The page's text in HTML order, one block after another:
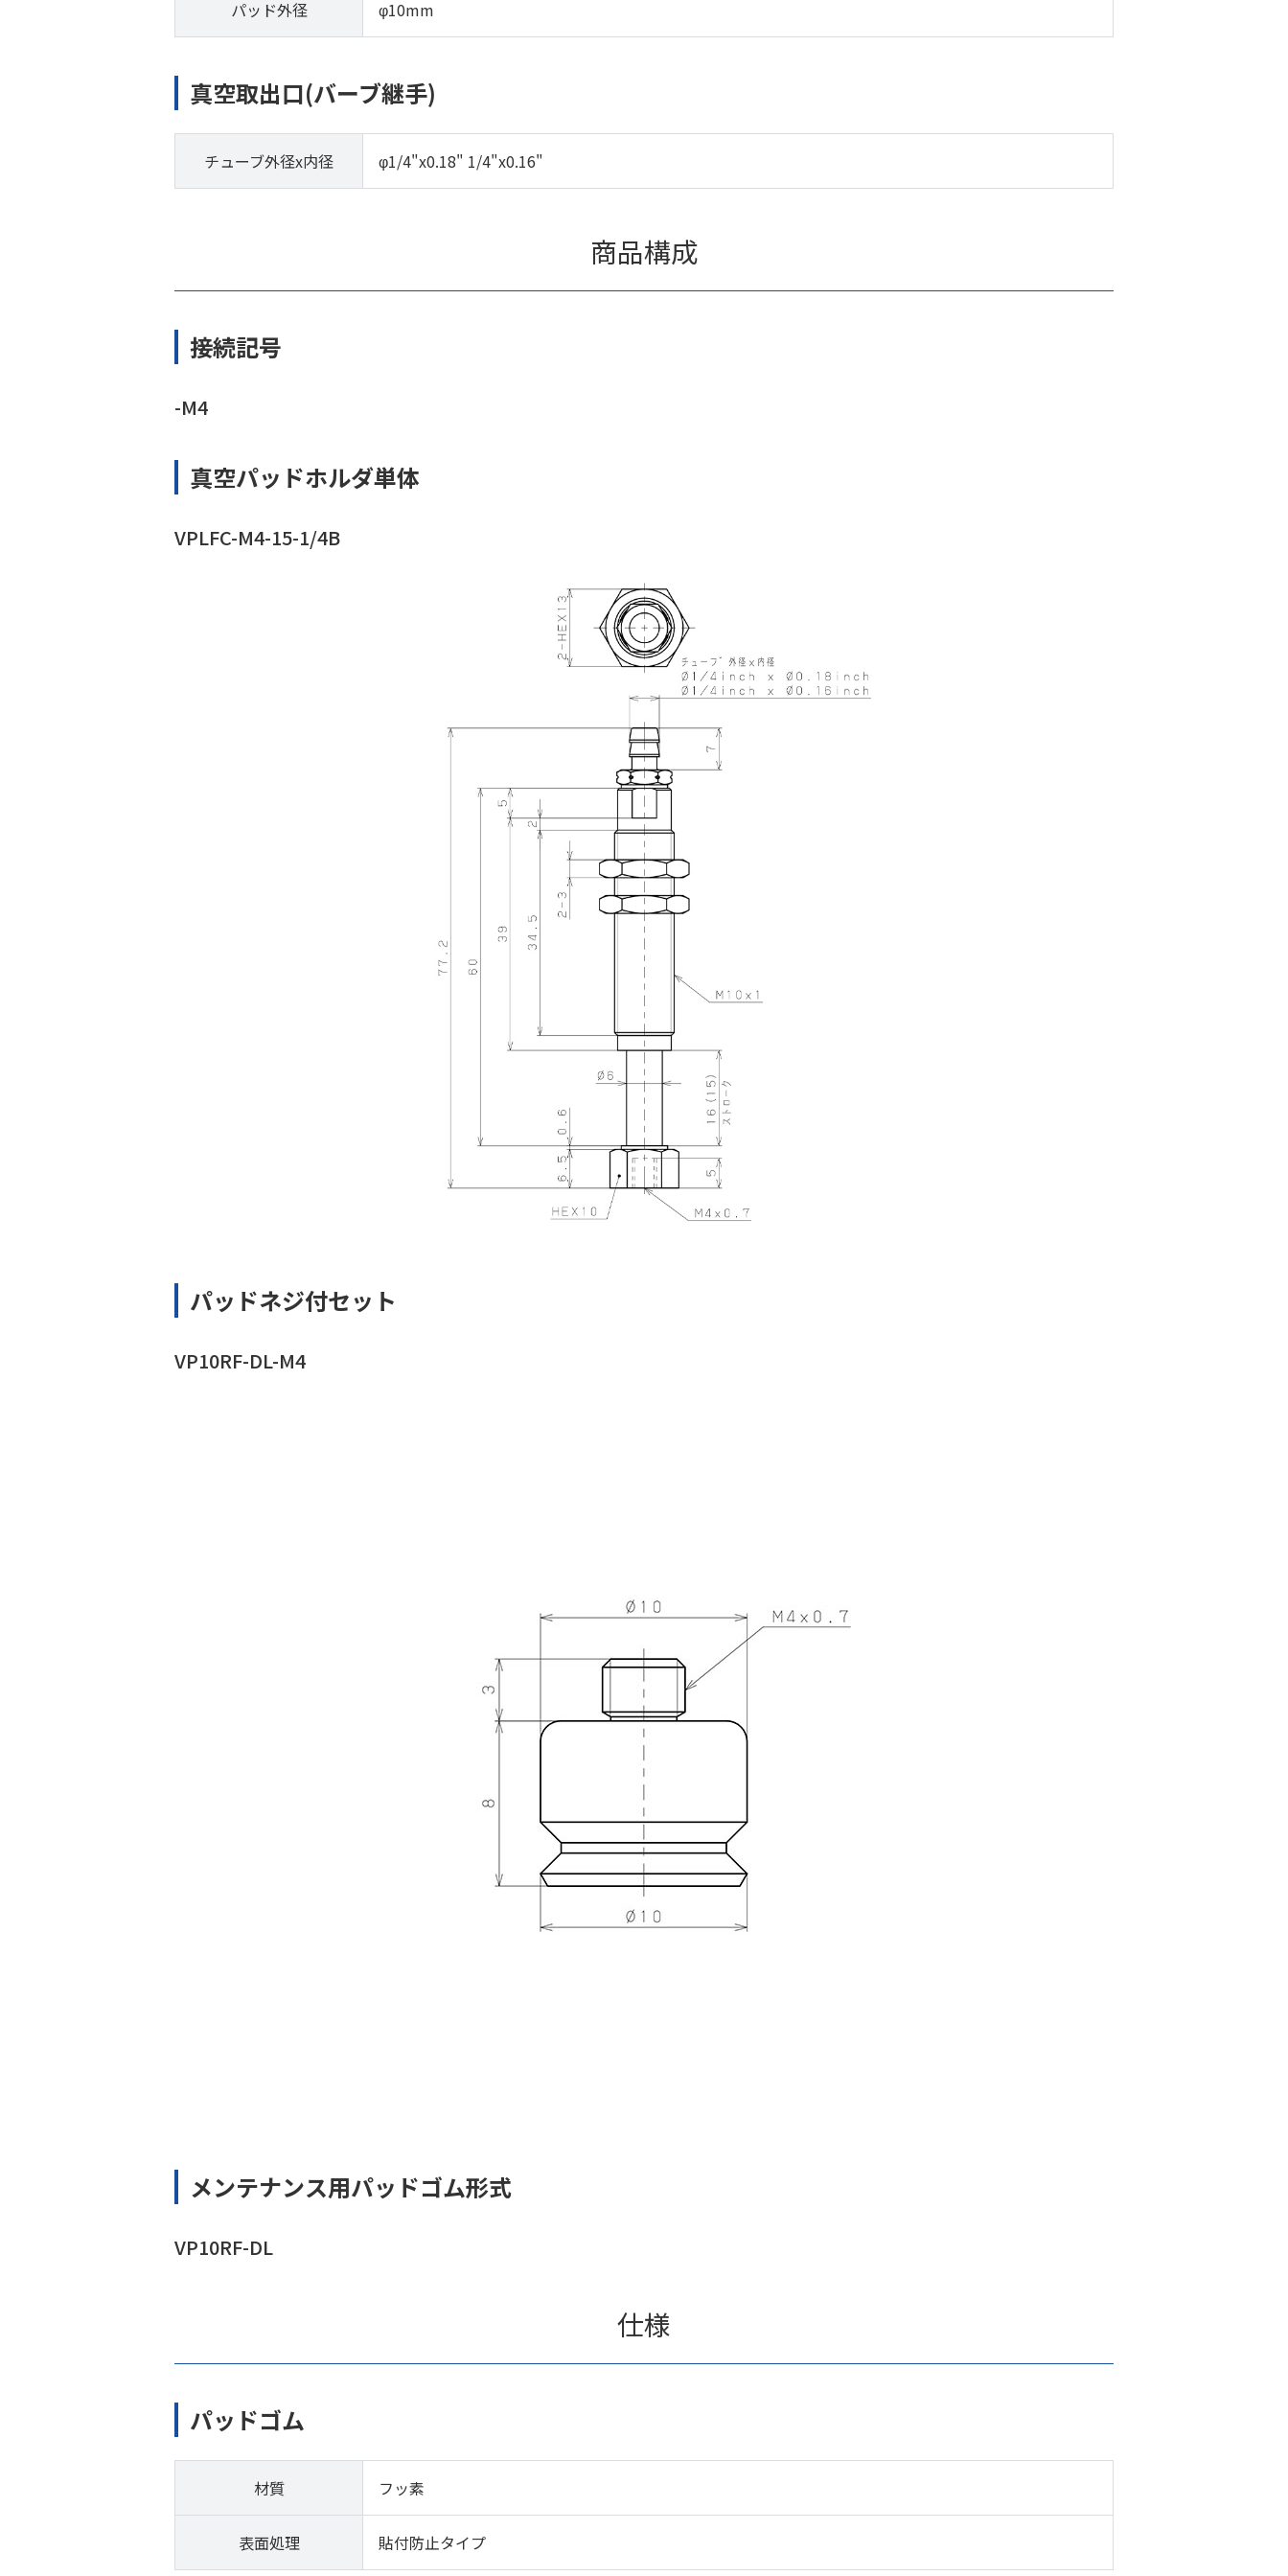
パッド外径 φ10mm
真空取出口(バーブ継手)
チューブ外径x内径 φ1/4"x0.18" 1/4"x0.16"
商品構成
接続記号
-M4
真空パッドホルダ単体
VPLFC-M4-15-1/4B
パッドネジ付セット
VP10RF-DL-M4
メンテナンス用パッドゴム形式
VP10RF-DL
仕様
パッドゴム
材質 フッ素
表面処理 貼付防止タイプ